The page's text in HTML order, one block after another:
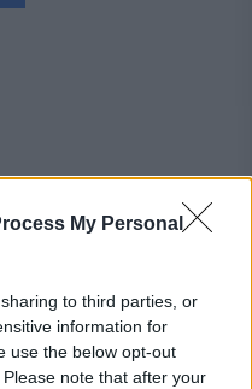
My Personal
to third parties, or
information for
use the below opt-out
note that after your